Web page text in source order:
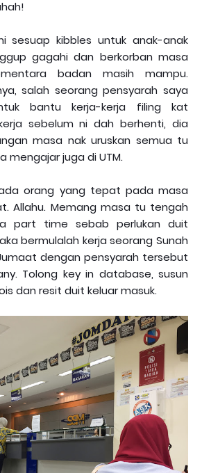
sesuap kibbles untuk anak-anak
gagahi dan berkorban masa
badan masih mampu.
salah seorang pensyarah saya
bantu kerja-kerja filing kat
sebelum ni dah berhenti, dia
masa nak uruskan semua tu
mengajar juga di UTM.
orang yang tepat pada masa
Allahu. Memang masa tu tengah
part time sebab perlukan duit
bermulalah kerja seorang Sunah
dengan pensyarah tersebut
Tolong key in database, susun
dan resit duit keluar masuk.